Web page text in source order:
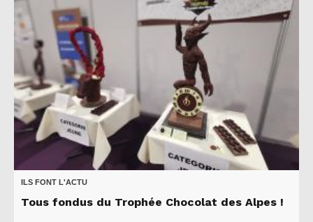
ILS FONT L'ACTU
Tous fondus du Trophée Chocolat des Alpes !